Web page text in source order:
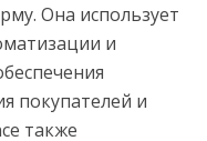
Она использует
и
покупателей и
также